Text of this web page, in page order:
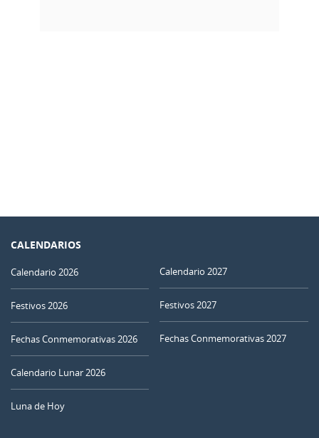
CALENDARIOS
Calendario 2026
Festivos 2026
Fechas Conmemorativas 2026
Calendario Lunar 2026
Luna de Hoy
Calendario 2027
Festivos 2027
Fechas Conmemorativas 2027